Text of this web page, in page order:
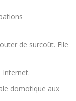
de surcoût. Elle
Internet.
domotique aux